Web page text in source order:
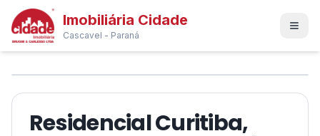
Imobiliária Cidade
Cascavel - Paraná
❮ ❯
1/26
Residencial Curitiba,